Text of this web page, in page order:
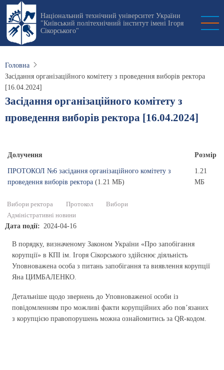
Перейти
основного
вмісту
Національний технічний університет України
"Київський політехнічний інститут імені Ігоря
Сікорського"
Головна
Засідання організаційного комітету з проведення виборів ректора
[16.04.2024]
Засідання організаційного комітету з
проведення виборів ректора [16.04.2024]
Долучення Розмір
ПРОТОКОЛ №6 засідання організаційного комітету з
проведення виборів ректора (1.21 МБ)
1.21
МБ
Вибори ректора Протокол
Вибори
Адміністративні новини
Дата події 2024-04-16
В порядку, визначеному Законом України «Про запобігання
корупції» в КПІ ім. Ігоря Сікорського здійснює діяльність
Уповноважена особа з питань запобігання та виявлення корупції
Яна ЦИМБАЛЕНКО.
Детальніше щодо звернень до Уповноваженої особи із
повідомленням про можливі факти корупційних або пов’язаних
з корупцією правопорушень можна ознайомитись за QR-кодом.